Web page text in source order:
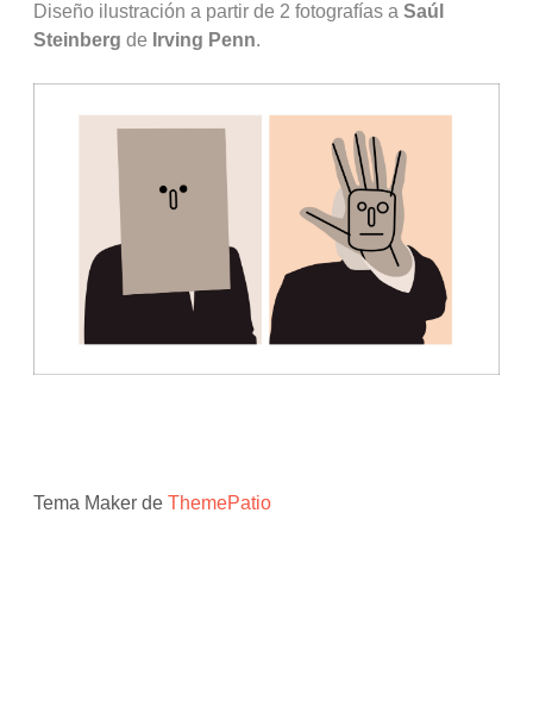
Diseño ilustración a partir de 2 fotografías aSaúl
Steinberg de Irving Penn.
Tema Maker deThemePatio